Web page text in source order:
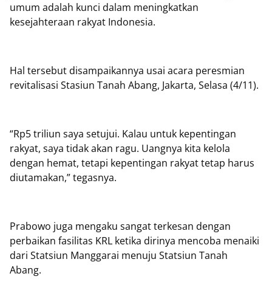
umum adalah kunci dalam meningkatkan
kesejahteraan rakyat Indonesia.
Hal tersebut disampaikannya usai acara peresmian
revitalisasi Stasiun Tanah Abang, Jakarta, Selasa (4/11).
“Rp5 triliun saya setujui. Kalau untuk kepentingan
rakyat, saya tidak akan ragu. Uangnya kita kelola
dengan hemat, tetapi kepentingan rakyat tetap harus
diutamakan,” tegasnya.
Prabowo juga mengaku sangat terkesan dengan
perbaikan fasilitas KRL ketika dirinya mencoba menaiki
dari Statsiun Manggarai menuju Statsiun Tanah
Abang.